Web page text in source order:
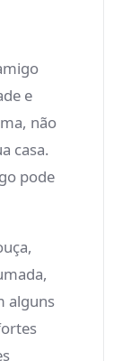
e
não
casa.
pode
alguns